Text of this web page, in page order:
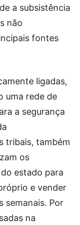
a subsistência
não
fontes
ligadas,
uma rede de
a segurança
tribais, também
os
estado para
e vender
semanais. Por
na